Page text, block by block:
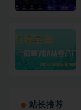
站长推荐